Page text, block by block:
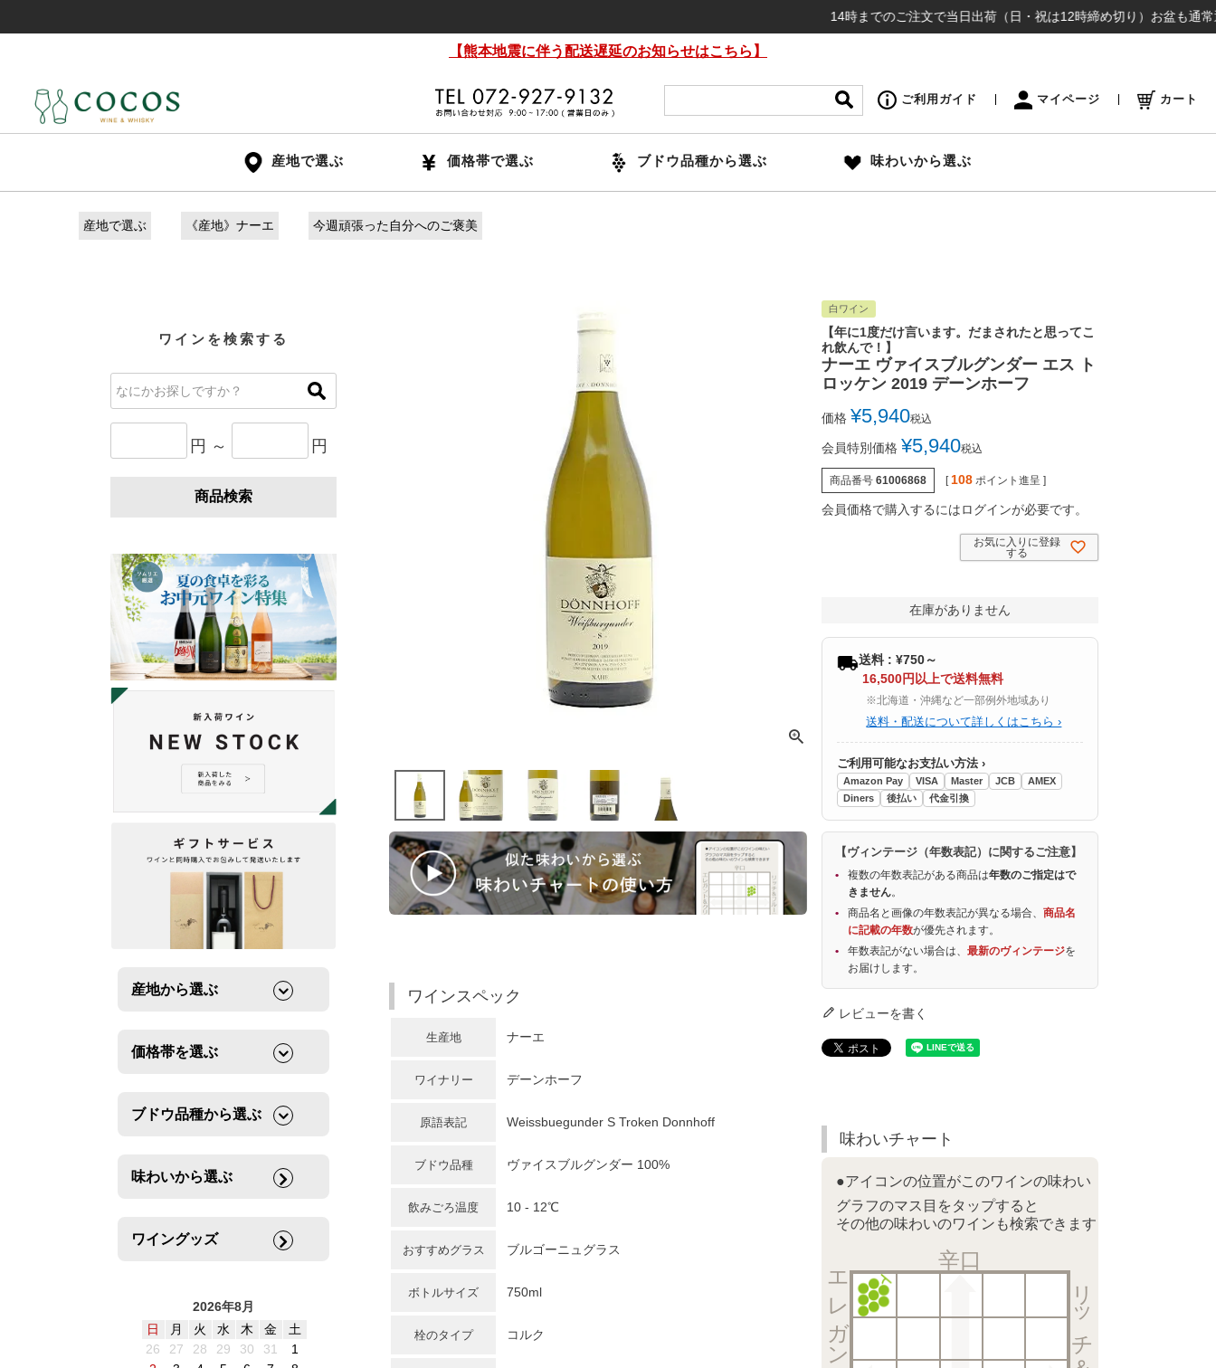
14時までのご注文で当日出荷（日・祝は12時締め切り）お盆も通常通り出
【熊本地震に伴う配送遅延のお知らせはこちら】
ご利用ガイド マイページ カート
産地で選ぶ 価格帯で選ぶ ブドウ品種から選ぶ 味わいから選ぶ
産地で選ぶ 《産地》ナーエ 今週頑張った自分へのご褒美
ワインを検索する
円 ～ 円
商品検索
産地から選ぶ
価格帯を選ぶ
ブドウ品種から選ぶ
味わいから選ぶ
ワイングッズ
2026年8月
日
月 火 水 木 金
土
26
27 28 29 30 31
1
ワインスペック
生産地 ナーエ
ワイナリー デーンホーフ
原語表記 Weissbuegunder S Troken Donnhoff
ブドウ品種 ヴァイスブルグンダー 100%
飲みごろ温度 10 - 12℃
おすすめグラス ブルゴーニュグラス
ボトルサイズ 750ml
栓のタイプ コルク
白ワイン
【年に1度だけ言います。だまされたと思ってこ
れ飲んで！】
ナーエ ヴァイスブルグンダー エス ト
ロッケン 2019 デーンホーフ
価格 ¥5,940税込
会員特別価格 ¥5,940税込
商品番号 61006868 [ 108 ポイント進呈 ]
会員価格で購入するにはログインが必要です。
お気に入りに登録
する
在庫がありません
送料 : ¥750～
16,500円以上で送料無料
※北海道・沖縄など一部例外地域あり
送料・配送について詳しくはこちら ›
ご利用可能なお支払い方法 ›
Amazon Pay VISA Master JCB
AMEX
Diners
後払い 代金引換
【ヴィンテージ（年数表記）に関するご注意】
複数の年数表記がある商品は年数のご指定はで
きません。
商品名と画像の年数表記が異なる場合、商品名
に記載の年数が優先されます。
年数表記がない場合は、最新のヴィンテージを
お届けします。
レビューを書く
味わいチャート
●アイコンの位置がこのワインの味わい
グラフのマス目をタップすると
その他の味わいのワインも検索できます
辛口